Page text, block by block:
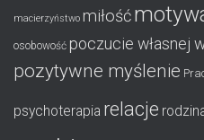
macierzyństwo miłość
osobowość poczucie własnej
pozytywne myślenie
psychoterapia relacje